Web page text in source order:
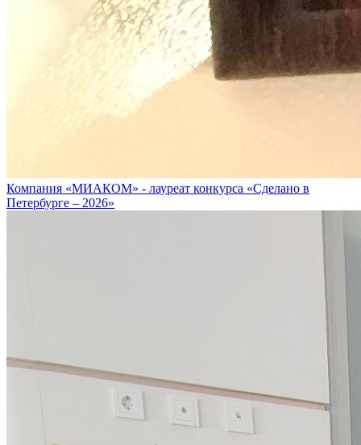
Компания «МИАКОМ» - лауреат конкурса «Сделано в
Петербурге – 2026»